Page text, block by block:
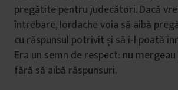
pregătite pentru judecători. Dacă
întrebare, Iordache voia să aibă
cu răspunsul potrivit și să i-l poată
Era un semn de respect: nu
fără să aibă răspunsuri.